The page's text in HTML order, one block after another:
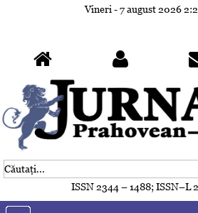
Vineri - 7 august 2026
ISSN 2344 – 1488; ISSN–L